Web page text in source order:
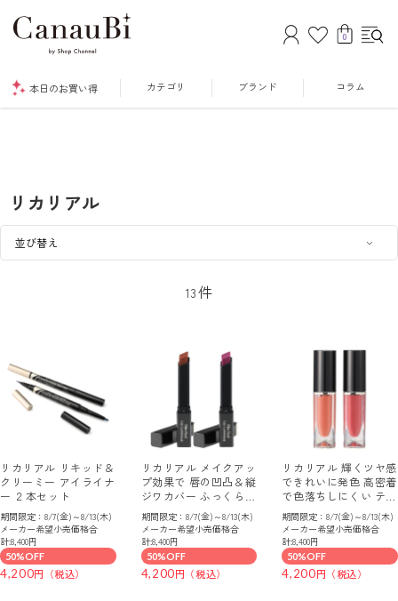
0
本日のお買い得 カテゴリ ブランド コラム
リカリアル
13件
リカリアル リキッド＆
クリーミー アイライナ
ー ２本セット
期間限定：8/7(金)～8/13(木)
メーカー希望小売価格合
計:8,400円
50%OFF
4,200
リカリアル メイクアッ
プ効果で 唇の凹凸＆縦
ジワカバー ふっくら唇
を演出！ リップルミナ
ス ＜テラコッタ＆バイ
オレットベリー＞ ２色
セット
期間限定：8/7(金)～8/13(木)
メーカー希望小売価格合
計:8,400円
50%OFF
4,200
リカリアル 輝くツヤ感
できれいに発色 高密着
で色落ちしにくい ティ
ントタイプ クリーミィ
グロスティント ２色セ
ット
期間限定：8/7(金)～8/13(木)
メーカー希望小売価格合
計:8,400円
50%OFF
4,200